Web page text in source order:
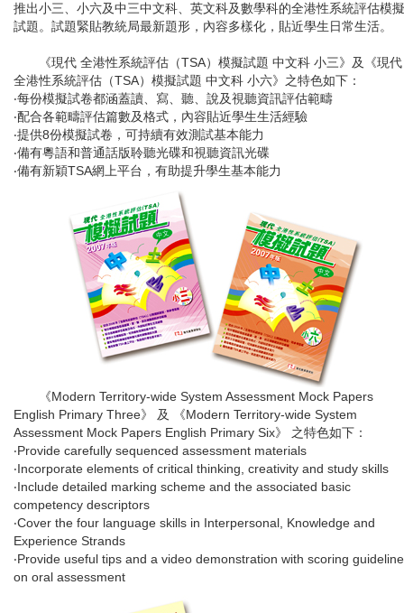
推出小三、小六及中三中文科、英文科及數學科的全港性系統評估模擬
試題。試題緊貼教統局最新題形，內容多樣化，貼近學生日常生活。
《現代 全港性系統評估（TSA）模擬試題 中文科 小三》及《現代
全港性系統評估（TSA）模擬試題 中文科 小六》之特色如下：
‧每份模擬試卷都涵蓋讀、寫、聽、說及視聽資訊評估範疇
‧配合各範疇評估篇數及格式，內容貼近學生生活經驗
‧提供8份模擬試卷，可持續有效測試基本能力
‧備有粵語和普通話版聆聽光碟和視聽資訊光碟
‧備有新穎TSA網上平台，有助提升學生基本能力
《Modern Territory-wide System Assessment Mock Papers
English Primary Three》 及 《Modern Territory-wide System
Assessment Mock Papers English Primary Six》 之特色如下：
‧Provide carefully sequenced assessment materials
‧Incorporate elements of critical thinking, creativity and study skills
‧Include detailed marking scheme and the associated basic
competency descriptors
‧Cover the four language skills in Interpersonal, Knowledge and
Experience Strands
‧Provide useful tips and a video demonstration with scoring
on oral assessment